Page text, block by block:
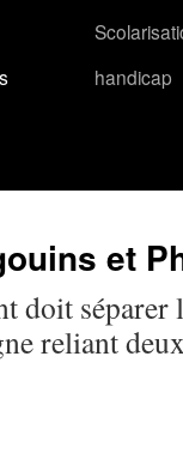
handicap
et
doit
reliant